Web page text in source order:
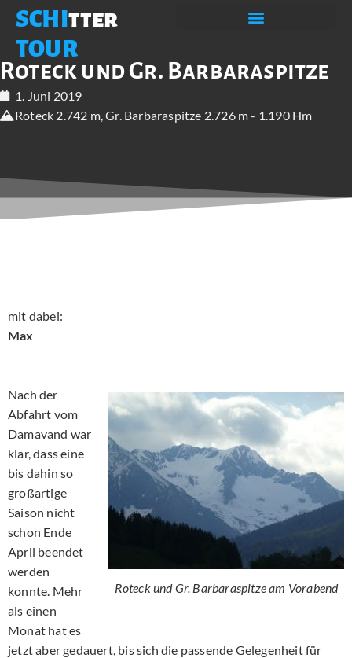
SCHItter
TOUR
Roteck und Gr. Barbaraspitze
1. Juni 2019
Roteck 2.742 m, Gr. Barbaraspitze 2.726 m - 1.190 Hm
mit dabei:
Max
Roteck und Gr. Barbaraspitze am Vorabend
Nach der
Abfahrt vom
Damavand war
klar, dass eine
bis dahin so
großartige
Saison nicht
schon Ende
April beendet
werden
konnte. Mehr
als einen
Monat hat es
jetzt aber gedauert, bis sich die passende Gelegenheit für